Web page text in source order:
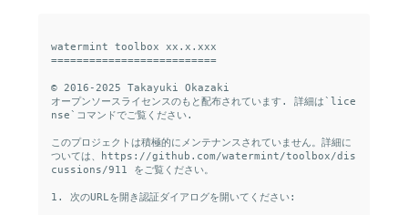
watermint toolbox xx.x.xxx
==========================
© 2016-2025 Takayuki Okazaki
オープンソースライセンスのもと配布されています. 詳細は`lice
nse`コマンドでご覧ください.
このプロジェクトは積極的にメンテナンスされていません。詳細に
ついては、https://github.com/watermint/toolbox/dis
cussions/911 をご覧ください。
1. 次のURLを開き認証ダイアログを開いてください: